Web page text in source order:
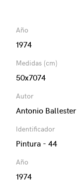
Año
1974
Medidas (cm)
50x7074
Autor
Antonio Ballester
Identificador
Pintura - 44
Año
1974